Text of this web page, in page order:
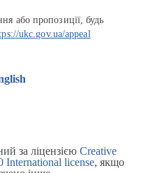
або пропозиції, будь
ukc.gov.ua/appeal
за ліцензією Creative
International license, якщо